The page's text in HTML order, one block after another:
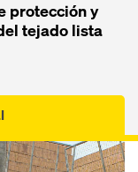
protección y
tejado lista